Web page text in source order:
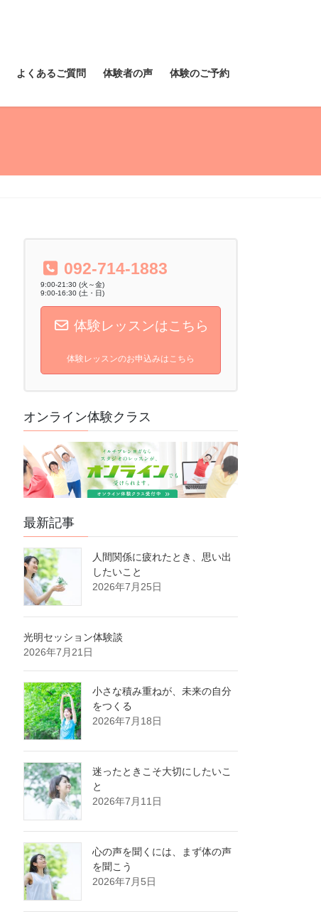
よくあるご質問 体験者の声 体験のご予約
092-714-1883
9:00-21:30 (火～金)
9:00-16:30 (土・日)
体験レッスンはこちら
体験レッスンのお申込みはこちら
オンライン体験クラス
最新記事
人間関係に疲れたとき、思い出
したいこと
2026年7月25日
光明セッション体験談
2026年7月21日
小さな積み重ねが、未来の自分
をつくる
2026年7月18日
迷ったときこそ大切にしたいこ
と
2026年7月11日
心の声を聞くには、まず体の声
を聞こう
2026年7月5日